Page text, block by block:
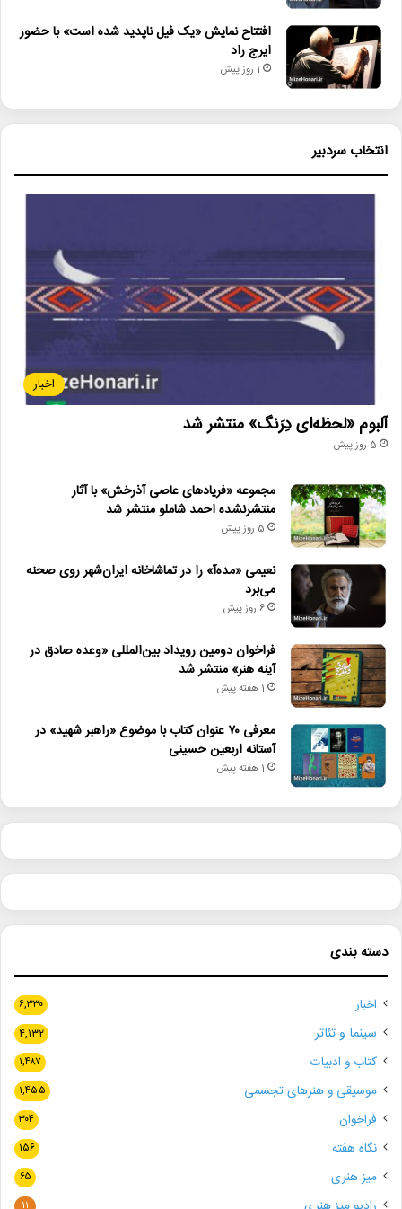
افتتاح نمایش «یک فیل ناپدید شده است» با حضور
ایرج راد
1 روز پیش
انتخاب سردبیر
اخبار
آلبوم «لحظه‌ای دِرَنگ» منتشر شد
5 روز پیش
مجموعه «فریادهای عاصی آذرخش» با آثار
منتشرنشده احمد شاملو منتشر شد
5 روز پیش
نعیمی «مده‌آ» را در تماشاخانه ایران‌شهر روی صحنه
می‌برد
6 روز پیش
فراخوان دومین رویداد بین‌المللی «وعده صادق در
آینه هنر» منتشر شد
1 هفته پیش
معرفی ۷۰ عنوان کتاب با موضوع «راهبر شهید» در
آستانه اربعین حسینی
1 هفته پیش
دسته بندی
اخبار ۶,۳۳۰
سینما و تئاتر ۴,۱۳۲
کتاب و ادبیات ۱,۴۸۷
موسیقی و هنرهای تجسمی ۱,۴۵۵
فراخوان ۳۰۴
نگاه هفته ۱۵۶
میز هنری ۶۵